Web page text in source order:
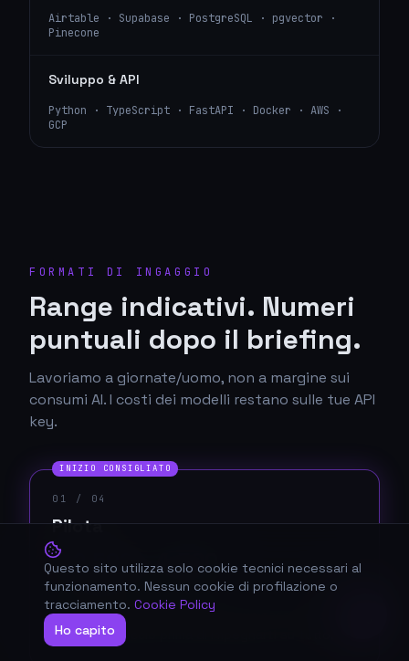
Airtable · Supabase · PostgreSQL · pgvector ·
Pinecone
Sviluppo & API
Python · TypeScript · FastAPI · Docker · AWS ·
GCP
FORMATI DI INGAGGIO
Range indicativi. Numeri
puntuali dopo il briefing.
Lavoriamo a giornate/uomo, non a margine sui
consumi AI. I costi dei modelli restano sulle tue API
key.
INIZIO CONSIGLIATO
01 / 04
Pilota
€ 2.500 – 4.500
2–3 settimane
Proof of Concept verticale su un caso reale.
Validi l'approccio prima di impegnarti su tutto.
Questo sito utilizza solo cookie tecnici necessari al
funzionamento. Nessun cookie di profilazione o
tracciamento. Cookie Policy
Ho capito